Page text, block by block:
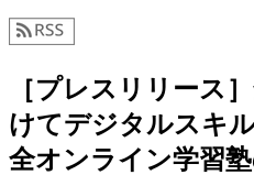
［プレスリリース
けてデジタルスキ
全オンライン学習